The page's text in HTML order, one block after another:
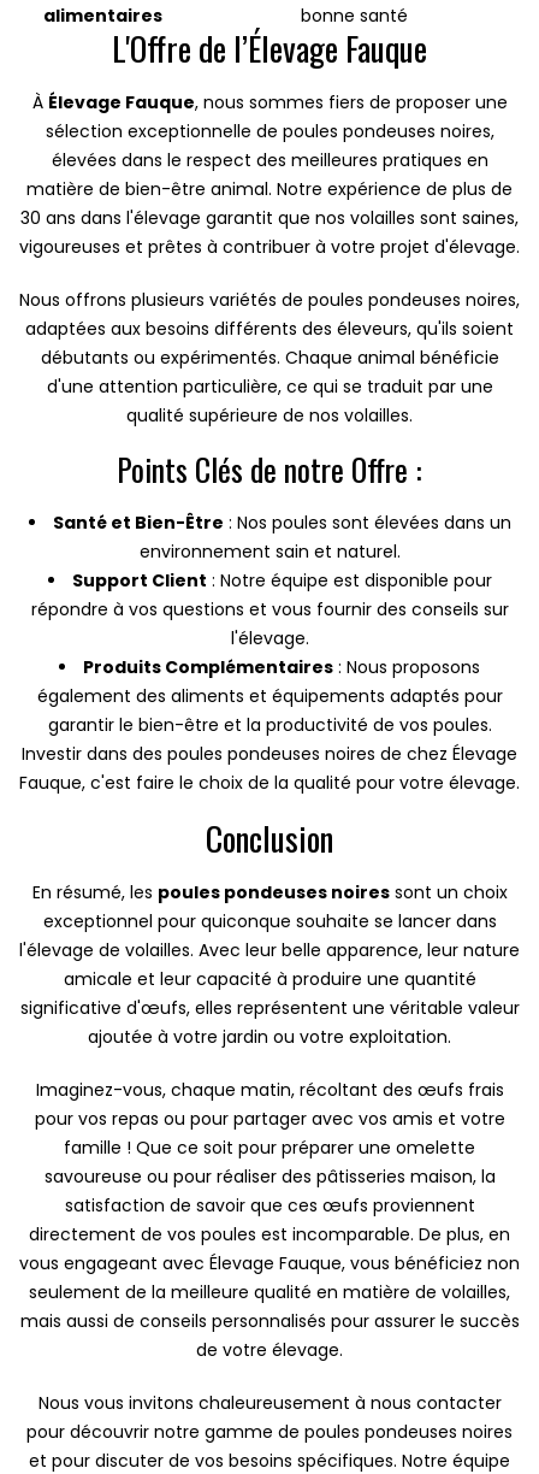
alimentaires
bonne santé
L'Offre de l’Élevage Fauque
À Élevage Fauque, nous sommes fiers de proposer une
sélection exceptionnelle de poules pondeuses noires,
élevées dans le respect des meilleures pratiques en
matière de bien-être animal. Notre expérience de plus de
30 ans dans l'élevage garantit que nos volailles sont saines,
vigoureuses et prêtes à contribuer à votre projet d'élevage.
Nous offrons plusieurs variétés de poules pondeuses noires,
adaptées aux besoins différents des éleveurs, qu'ils soient
débutants ou expérimentés. Chaque animal bénéficie
d'une attention particulière, ce qui se traduit par une
qualité supérieure de nos volailles.
Points Clés de notre Offre :
Santé et Bien-Être : Nos poules sont élevées dans un
environnement sain et naturel.
Support Client : Notre équipe est disponible pour
répondre à vos questions et vous fournir des conseils sur
l'élevage.
Produits Complémentaires : Nous proposons
également des aliments et équipements adaptés pour
garantir le bien-être et la productivité de vos poules.
Investir dans des poules pondeuses noires de chez Élevage
Fauque, c'est faire le choix de la qualité pour votre élevage.
Conclusion
En résumé, les poules pondeuses noiressont un choix
exceptionnel pour quiconque souhaite se lancer dans
l'élevage de volailles. Avec leur belle apparence, leur nature
amicale et leur capacité à produire une quantité
significative d'œufs, elles représentent une véritable valeur
ajoutée à votre jardin ou votre exploitation.
Imaginez-vous, chaque matin, récoltant des œufs frais
pour vos repas ou pour partager avec vos amis et votre
famille ! Que ce soit pour préparer une omelette
savoureuse ou pour réaliser des pâtisseries maison, la
satisfaction de savoir que ces œufs proviennent
directement de vos poules est incomparable. De plus, en
vous engageant avec Élevage Fauque, vous bénéficiez non
seulement de la meilleure qualité en matière de volailles,
mais aussi de conseils personnalisés pour assurer le succès
de votre élevage.
Nous vous invitons chaleureusement à nous contacter
pour découvrir notre gamme de poules pondeuses noires
et pour discuter de vos besoins spécifiques. Notre équipe